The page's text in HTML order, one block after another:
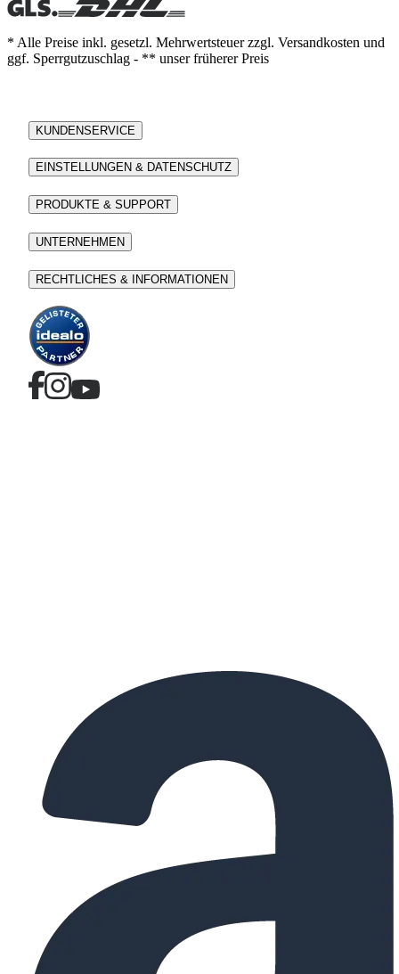
* Alle Preise inkl. gesetzl. Mehrwertsteuer zzgl. Versandkosten und
ggf. Sperrgutzuschlag - ** unser früherer Preis
KUNDENSERVICE
EINSTELLUNGEN & DATENSCHUTZ
PRODUKTE & SUPPORT
UNTERNEHMEN
RECHTLICHES & INFORMATIONEN